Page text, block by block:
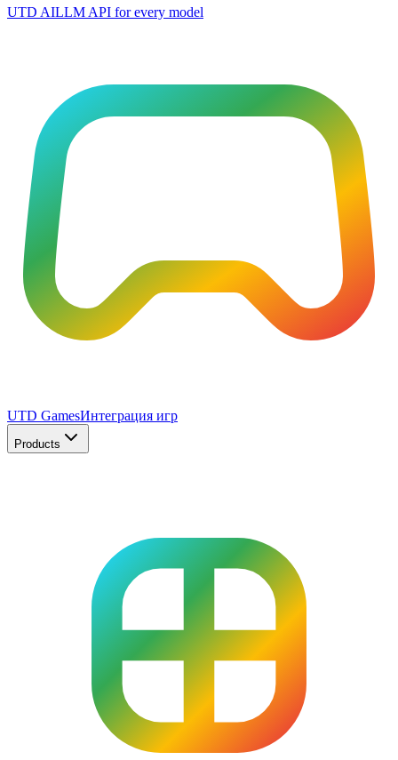
UTD AILLM API for every model
UTD GamesИнтеграция игр
Products